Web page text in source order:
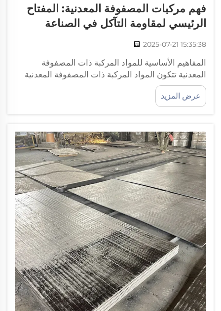
فهم مركبات المصفوفة المعدنية: المفتاح
الرئيسي لمقاومة التآكل في الصناعة
2025-07-21 15:35:38
المفاهيم الأساسية للمواد المركبة ذات المصفوفة
المعدنية تتكون المواد المركبة ذات المصفوفة المعدنية
(MMCs) من قاعدة معدنية مثل الألومنيوم أو المغنيسيوم
أو التيتانيوم، وتعزيزات خزفية أو معدنية تُستخدم لتحسين
الخصائص الميكانيكية والحرارية...
عرض المزيد